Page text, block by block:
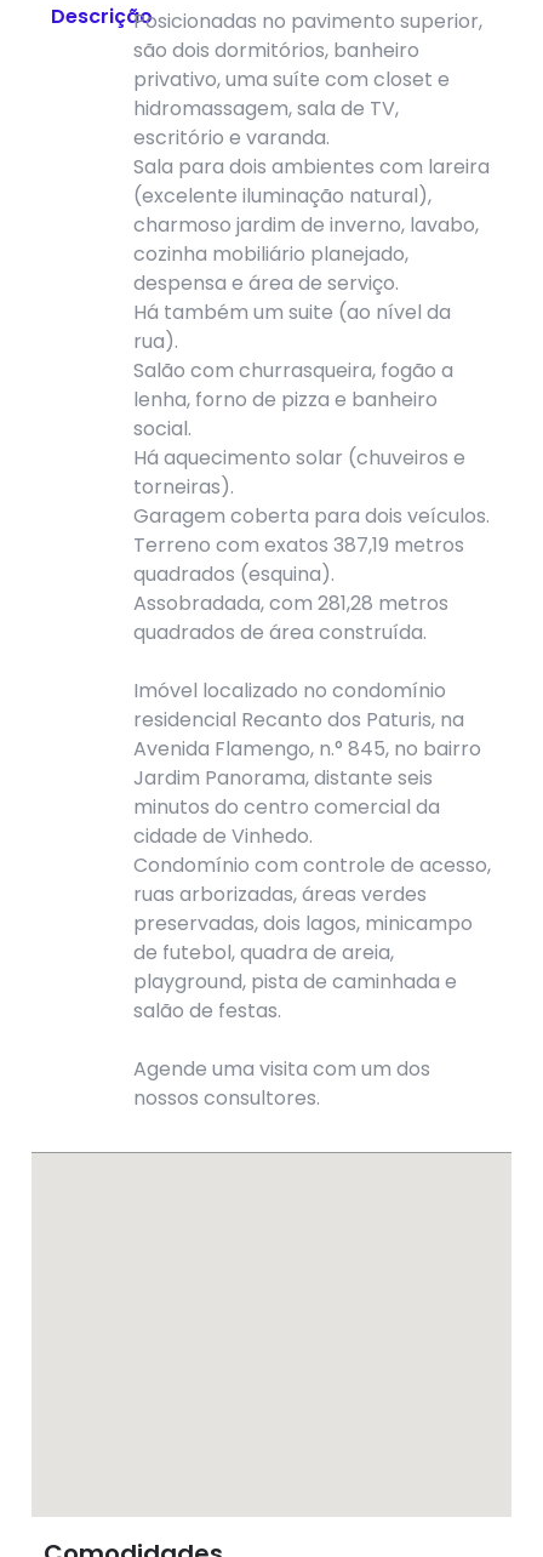
DescriçãoPosicionadas no pavimento superior,
são dois dormitórios, banheiro
privativo, uma suíte com closet e
hidromassagem, sala de TV,
escritório e varanda.
Sala para dois ambientes com lareira
(excelente iluminação natural),
charmoso jardim de inverno, lavabo,
cozinha mobiliário planejado,
despensa e área de serviço.
Há também um suite (ao nível da
rua).
Salão com churrasqueira, fogão a
lenha, forno de pizza e banheiro
social.
Há aquecimento solar (chuveiros e
torneiras).
Garagem coberta para dois veículos.
Terreno com exatos 387,19 metros
quadrados (esquina).
Assobradada, com 281,28 metros
quadrados de área construída.
Imóvel localizado no condomínio
residencial Recanto dos Paturis, na
Avenida Flamengo, n.° 845, no bairro
Jardim Panorama, distante seis
minutos do centro comercial da
cidade de Vinhedo.
Condomínio com controle de acesso,
ruas arborizadas, áreas verdes
preservadas, dois lagos, minicampo
de futebol, quadra de areia,
playground, pista de caminhada e
salão de festas.
Agende uma visita com um dos
nossos consultores.